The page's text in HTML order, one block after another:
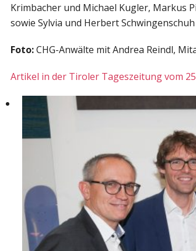
Krimbacher und Michael Kugler, Markus
sowie Sylvia und Herbert
Foto:CHG-Anwälte mit Andrea Reindl,
Artikel in der Tiroler Tageszeitung vom